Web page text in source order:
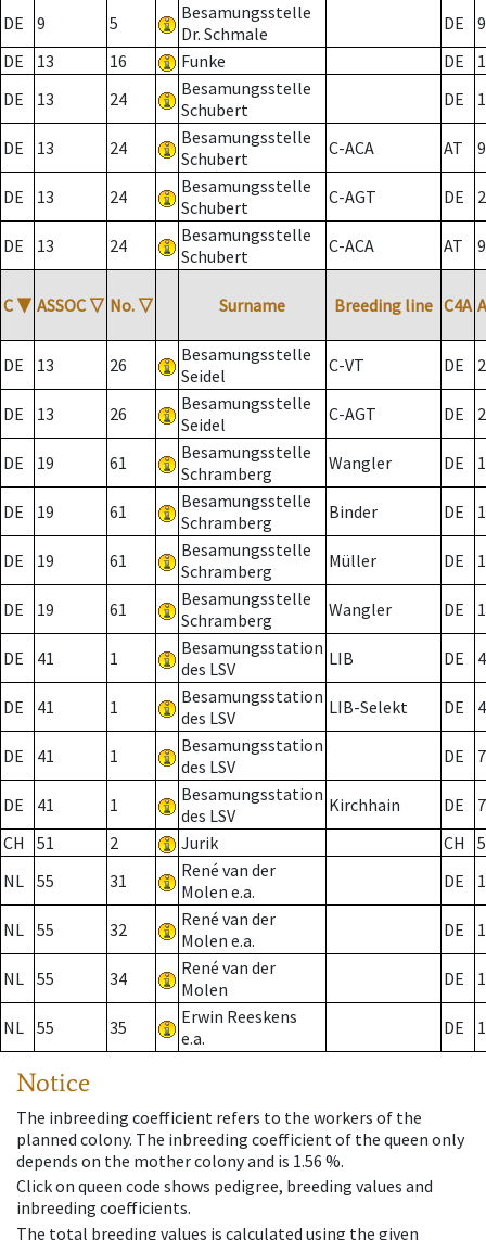
DE 9 5
Besamungsstelle
Dr. Schmale
DE
9
DE
13 16 Funke DE
DE
13 24
Besamungsstelle
Schubert
DE
DE 13 24
Besamungsstelle
Schubert
C-ACA AT
DE 13 24
Besamungsstelle
Schubert
C-AGT DE 2
DE 13 24
Besamungsstelle
Schubert
C-ACA AT
C ▼ ASSOC ▽ No. ▽ Surname Breeding line C4A
DE 13 26
Besamungsstelle
Seidel
C-VT DE 2
DE 13 26
Besamungsstelle
Seidel
C-AGT DE 2
DE 19 61
Besamungsstelle
Schramberg
Wangler DE
DE 19 61
Besamungsstelle
Schramberg
Binder DE 1
DE 19 61
Besamungsstelle
Schramberg
Müller DE
DE 19 61
Besamungsstelle
Schramberg
Wangler DE
DE 41 1
Besamungsstation
des LSV
LIB DE
DE 41 1
Besamungsstation
des LSV
LIB-Selekt DE
DE 41 1
Besamungsstation
des LSV
DE 7
DE 41 1
Besamungsstation
des LSV
Kirchhain DE
7
CH
51 2 Jurik CH
NL 55 31
René van der
Molen e.a.
DE
NL 55 32
René van der
Molen e.a.
DE
NL 55 34
René van der
Molen
DE
NL 55 35
Erwin Reeskens
e.a.
DE
Notice
The inbreeding coefficient refers to the workers of the
planned colony. The inbreeding coefficient of the queen only
depends on the mother colony and is 1.56 %.
Click on queen code shows pedigree, breeding values and
inbreeding coefficients.
The total breeding values is calculated using the given